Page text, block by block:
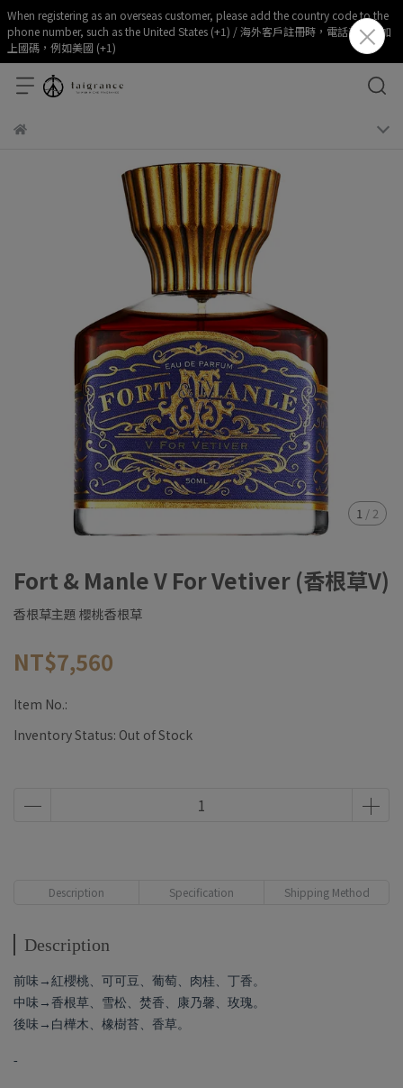
When registering as an overseas customer, please add the country code to the
phone number, such as the United States (+1) / 海外客戶註冊時，電話部分請加
上國碼，例如美國 (+1)
1 / 2
Fort & Manle V For Vetiver (香根草V)
香根草主題 櫻桃香根草
NT$7,560
Item No.:
Inventory Status: Out of Stock
Description Specification Shipping Method
Description
前味→紅櫻桃、可可豆、葡萄、肉桂、丁香。
中味→香根草、雪松、焚香、康乃馨、玫瑰。
後味→白樺木、橡樹苔、香草。
-